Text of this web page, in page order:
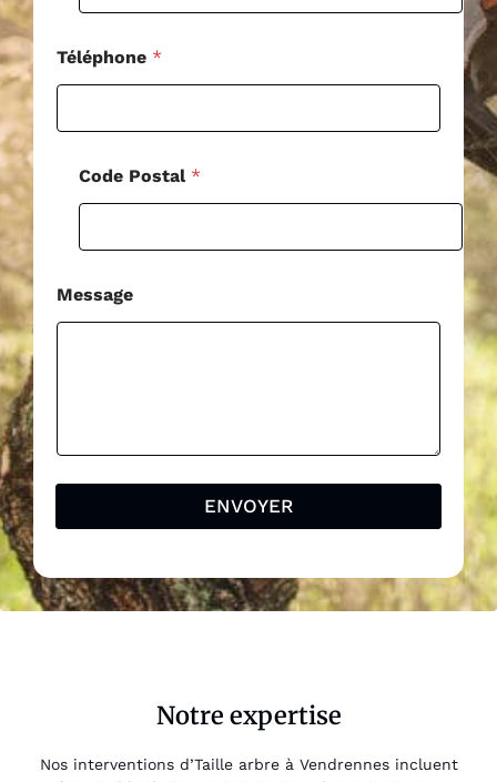
o
Téléphone *
Code Postal *
Message
ENVOYER
Notre expertise
Nos interventions d’Taille arbre à Vendrennes incluent